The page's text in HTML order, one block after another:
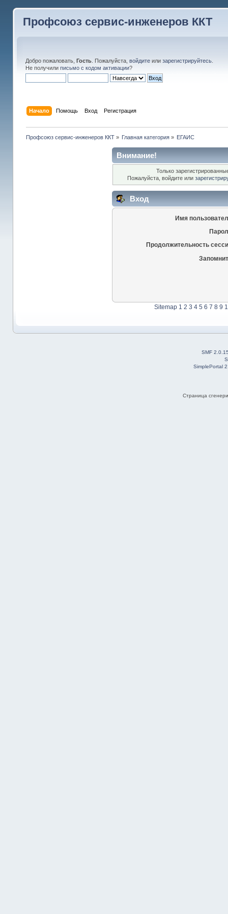
Профсоюз сервис-инженеров ККТ
Добро пожаловать, Гость. Пожалуйста, войдитеили зарегистрируйтесь.
Не получили письмо с кодом активации?
Начало Помощь Вход Регистрация
Профсоюз сервис-инженеров ККТ» Главная категория » ЕГАИС
Внимание!
Только
Пожалуйста, войдите или
Вход
Имя
Продолжительность
Sitemap 1 2 3 4 5 6 7 8 9
SMF
SimplePortal
Страница